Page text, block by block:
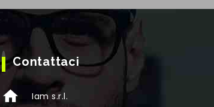
Contattaci
Iam s.r.l.